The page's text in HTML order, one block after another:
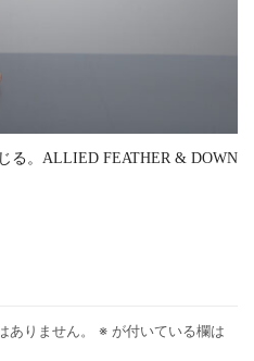
る。ALLIED FEATHER & DOWN
りません。 ※ が付いている欄は